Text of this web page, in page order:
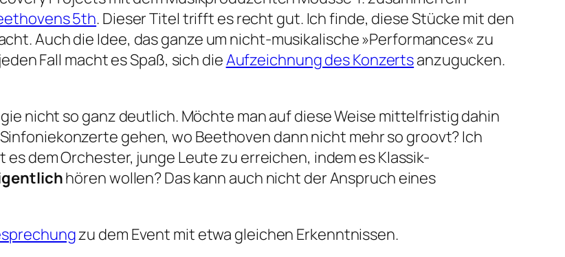
5th. Dieser Titel trifft es recht gut. Ich finde, diese Stücke mit den
Auch die Idee, das ganze um nicht-musikalische »Performances« zu
Fall macht es Spaß, sich dieAufzeichnung des Konzertsanzugucken.
nicht so ganz deutlich. Möchte man auf diese Weise mittelfristig dahin
gehen, wo Beethoven dann nicht mehr so groovt? Ich
dem Orchester, junge Leute zu erreichen, indem es Klassik-
hören wollen? Das kann auch nicht der Anspruch eines
zu dem Event mit etwa gleichen Erkenntnissen.